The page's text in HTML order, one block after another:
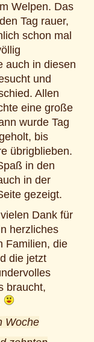
Welpen. Das
Tag rauer,
schon mal
auch in diesen
und
Allen
eine große
wurde Tag
bis
übrigblieben.
in den
in der
gezeigt.
Dank für
herzliches
Familien, die
die jetzt
braucht,
Woche